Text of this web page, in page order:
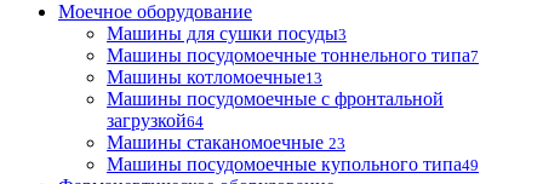
Моечное оборудование
Машины для сушки посуды3
Машины посудомоечные тоннельного типа7
Машины котломоечные13
Машины посудомоечные с фронтальной
загрузкой64
Машины стаканомоечные 23
Машины посудомоечные купольного типа49